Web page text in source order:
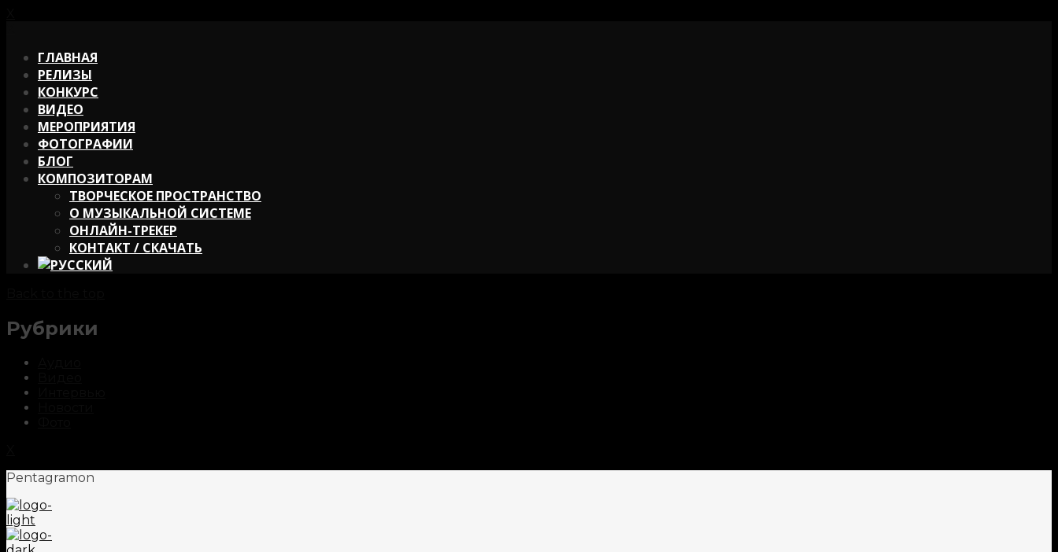
ГЛАВНАЯ
РЕЛИЗЫ
КОНКУРС
ВИДЕО
МЕРОПРИЯТИЯ
ФОТОГРАФИИ
БЛОГ
КОМПОЗИТОРАМ
ТВОРЧЕСКОЕ ПРОСТРАНСТВО
О МУЗЫКАЛЬНОЙ СИСТЕМЕ
ОНЛАЙН-ТРЕКЕР
КОНТАКТ / СКАЧАТЬ
Рубрики
Pentagramon